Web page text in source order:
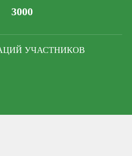
3000
УЧАСТНИКОВ